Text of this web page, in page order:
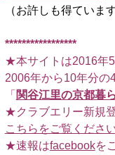
（お許しも得ていま
*****************
★本サイトは2016年5
2006年から10年分の
「 関谷江里の京都暮
★クラブエリー新規
こちらをご覧くださ
★速報はfacebookを